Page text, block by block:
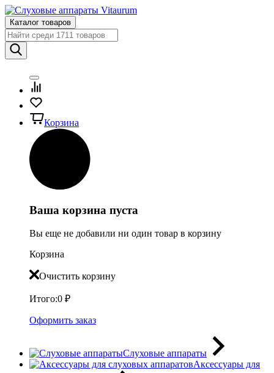
Каталог товаров
Корзина
Ваша корзина пуста
Вы еще не добавили ни один товар в корзину
Корзина
Очистить корзину
Итого:0 ₽
Оформить заказ
Слуховые аппараты
Аксессуары для